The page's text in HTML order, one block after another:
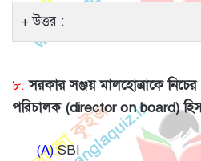
উত্তর :
৮. সরকার সঞ্জয় মালহোত্রাকে
পরিচালক (director on board)
(A)SBI